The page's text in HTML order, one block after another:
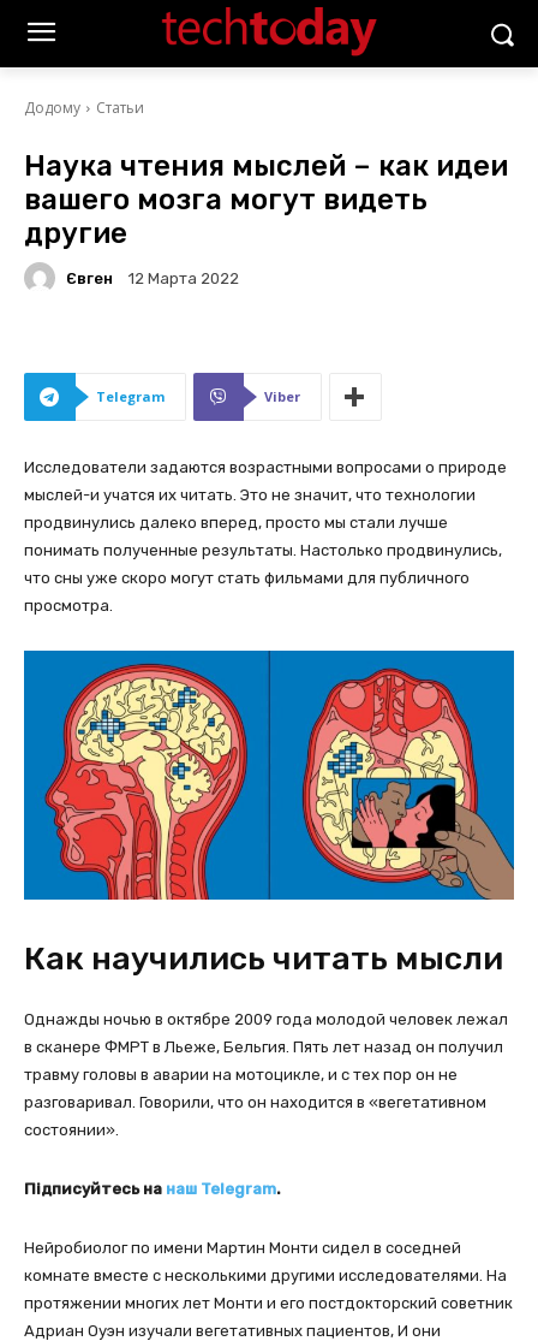
Додому Статьи
Наука чтения мыслей – как идеи
вашего мозга могут видеть
другие
Євген 12 Марта 2022
Telegram Viber
Исследователи задаются возрастными вопросами о природе
мыслей-и учатся их читать. Это не значит, что технологии
продвинулись далеко вперед, просто мы стали лучше
понимать полученные результаты. Настолько продвинулись,
что сны уже скоро могут стать фильмами для публичного
просмотра.
Как научились читать мысли
Однажды ночью в октябре 2009 года молодой человек лежал
в сканере ФМРТ в Льеже, Бельгия. Пять лет назад он получил
травму головы в аварии на мотоцикле, и с тех пор он не
разговаривал. Говорили, что он находится в «вегетативном
состоянии».
Підписуйтесь на наш Telegram.
Нейробиолог по имени Мартин Монти сидел в соседней
комнате вместе с несколькими другими исследователями. На
протяжении многих лет Монти и его постдокторский советник
Адриан Оуэн изучали вегетативных пациентов, И они